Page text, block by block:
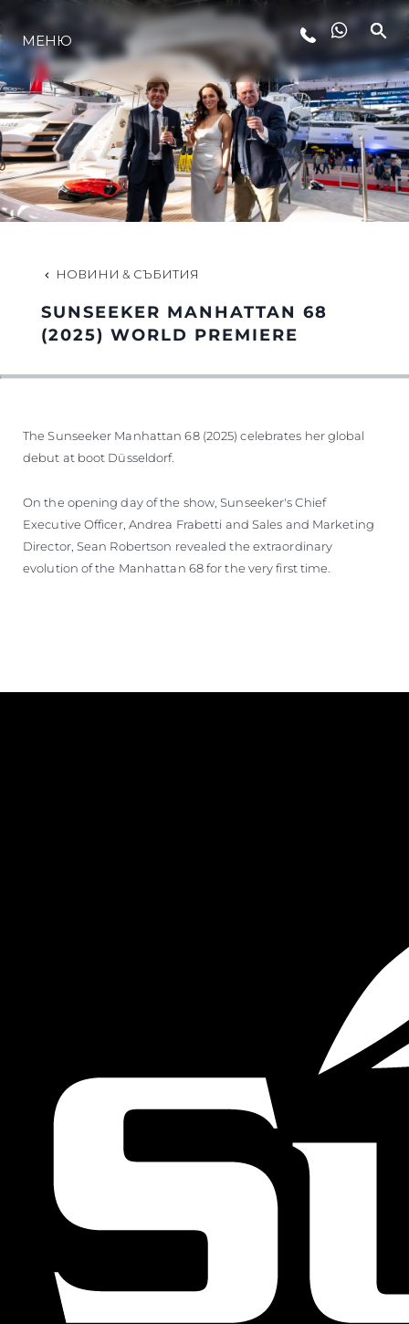
ЛАЙФСТАЙЛ
ИНОВАЦИЯ
КОМПАНИЯТА
ЕКИПЪТ
НАСЛЕДСТВО
МЕНЮ
НОВИНИ & СЪБИТИЯ
SUNSEEKER MANHATTAN 68
(2025) WORLD PREMIERE
The Sunseeker Manhattan 68 (2025) celebrates her global
debut at boot Düsseldorf.
On the opening day of the show, Sunseeker's Chief
Executive Officer, Andrea Frabetti and Sales and Marketing
Director, Sean Robertson revealed the extraordinary
evolution of the Manhattan 68 for the very first time.